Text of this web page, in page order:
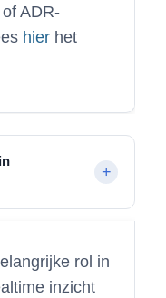
ADR-
hierhet
rol in
inzicht